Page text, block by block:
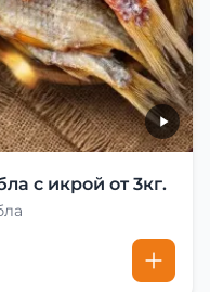
с икрой от 3кг.